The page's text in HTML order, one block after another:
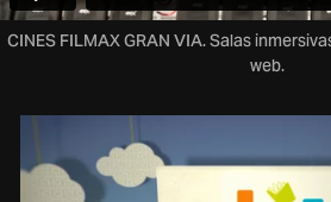
CINES FILMAX GRAN VIA. Salas
web.